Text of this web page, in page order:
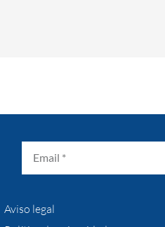
Aviso legal